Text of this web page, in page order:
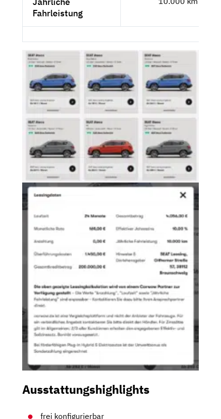
Fahrleistung
Ausstattungshighlights
frei konfigurierbar